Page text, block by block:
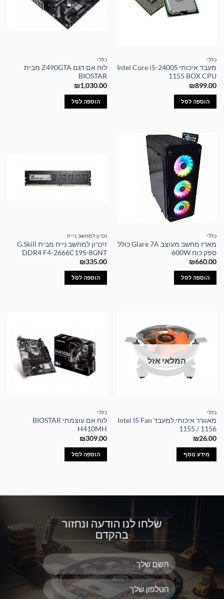
כללי
מעבד איכותי Intel Core i5-2400S
1155 BOX CPU
₪899.00
הוספה לסל
כללי
לוח אם דגם Z490GTA מבית
BIOSTAR
₪1,030.00
הוספה לסל
כללי
מארז מחשב מעוצב Glare 7A כולל
ספק כוח 600W
₪660.00
הוספה לסל
זכרון למחשב נייח
זיכרון למחשב נייח מבית G.Skill
DDR4 F4-2666C19S-8GNT
₪335.00
הוספה לסל
המלאי אזל
כללי
מאוורר איכותי למעבד Intel I5 Fan
1155 / 1156
₪26.00
מידע נוסף
כללי
לוח אם עוצמתי BIOSTAR
H410MH
₪309.00
הוספה לסל
שלחו לנו הודעה ונחזור
בהקדם